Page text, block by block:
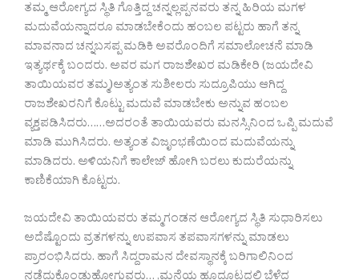
ತಮ್ಮ ಆರೋಗ್ಯದ ಸ್ಥಿತಿ ಗೊತ್ತಿದ್ದ ಚನ್ನಲ್ಲಪ್ಪನವರು ತನ್ನ ಹಿರಿಯ ಮಗಳ
ಮದುವೆಯನ್ನಾದರೂ ಮಾಡಬೇಕೆಂದು ಹಂಬಲ ಪಟ್ಟರು ಹಾಗೆ ತನ್ನ
ಮಾವನಾದ ಚನ್ನಬಸಪ್ಪ ಮಡಿಕಿ ಅವರೊಂದಿಗೆ ಸಮಾಲೋಚನೆ ಮಾಡಿ
ಇತ್ಯರ್ಥಕ್ಕೆ ಬಂದರು. ಅವರ ಮಗ ರಾಜಶೇಖರ ಮಡಿಕೇರಿ (ಜಯದೇವಿ
ತಾಯಿಯವರ ತಮ್ಮ)ಅತ್ಯಂತ ಸುಶೀಲರು ಸುದ್ರೂಪಿಯು ಆಗಿದ್ದ
ರಾಜಶೇಖರನಿಗೆ ಕೊಟ್ಟು ಮದುವೆ ಮಾಡಬೇಕು ಅನ್ನುವ ಹಂಬಲ
ವ್ಯಕ್ತಪಡಿಸಿದರು……ಅದರಂತೆ ತಾಯಿಯವರು ಮನಸ್ಸಿನಿಂದ ಒಪ್ಪಿ ಮದುವೆ
ಮಾಡಿ ಮುಗಿಸಿದರು. ಅತ್ಯಂತ ವಿಜೃಂಭಣೆಯಿಂದ ಮದುವೆಯನ್ನು
ಮಾಡಿದರು. ಅಳಿಯನಿಗೆ ಕಾಲೇಜ್ ಹೋಗಿ ಬರಲು ಕುದುರೆಯನ್ನು
ಕಾಣಿಕೆಯಾಗಿ ಕೊಟ್ಟರು.
ಜಯದೇವಿ ತಾಯಿಯವರು ತಮ್ಮಗಂಡನ ಆರೋಗ್ಯದ ಸ್ಥಿತಿ ಸುಧಾರಿಸಲು
ಅದೆಷ್ಟೊಂದು ವ್ರತಗಳನ್ನು ಉಪವಾಸ ತಪವಾಸಗಳನ್ನು ಮಾಡಲು
ಪ್ರಾರಂಭಿಸಿದರು. ಹಾಗೆ ಸಿದ್ದರಾಮನ ದೇವಸ್ಥಾನಕ್ಕೆ ಬರಿಗಾಲಿನಿಂದ